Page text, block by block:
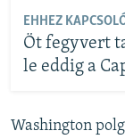
EHHEZ
Öt fegyvert
le eddig a
Washington